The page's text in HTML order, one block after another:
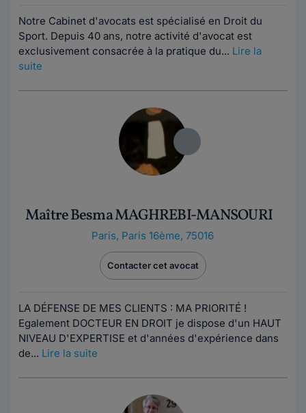
Notre Cabinet d'avocats est spécialisé en Droit du
Sport. Depuis 40 ans, notre activité d'avocat est
exclusivement consacrée à la pratique du... Lire la
suite
Maître Besma MAGHREBI-MANSOURI
Paris, Paris 16ème, 75016
Contacter cet avocat
LA DÉFENSE DE MES CLIENTS : MA PRIORITÉ !
Egalement DOCTEUR EN DROIT je dispose d'un HAUT
NIVEAU D'EXPERTISE et d'années d'expérience dans
de... Lire la suite